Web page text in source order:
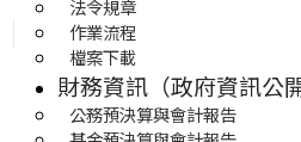
法令規章
作業流程
檔案下載
財務資訊（政府資訊公開
公務預決算與會計報告